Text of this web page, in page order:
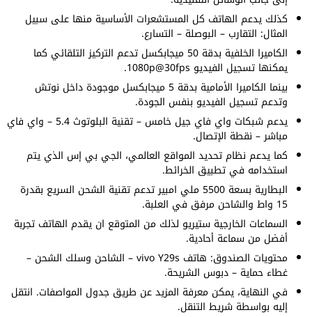
كذلك يدعم الهاتف كل المستشعرات الأساسية منها على سبيل
المثال: التقارب – البوصلة – التسارع.
الكاميرا الخلفية بدقة 50 ميجابكسل تدعم التركيز التلقائي كما
يمكنها تسجيل الفيديو 1080p@30fps.
بينما الكاميرا الأمامية بدقة 5 ميجابكسل موجودة داخل نوتش
وتدعم تسجيل الفيديو بنفس الجودة.
يدعم شبكات واي فاي جيل خامس – تقنية البلوتوث 5.4 – واي فاي
مباشر – نقطة الإتصال.
كما يدعم نظام تحديد المواقع العالمي، الجي بي إس الذي يتم
استخدامه في تطبيق الخرائط.
البطارية بسعة 5500 ملي امبير تدعم تقنية الشحن السريع بقدرة
15 واط والشاحن مرفق في العلبة.
السماعات الخارجية ستيريو لذلك من المتوقع ان يقدم الهاتف تجربة
أفضل من سماعة أحادية.
محتويات الصندوق: هاتف vivo Y29s – الشاحن وسلك الشحن –
غطاء حماية – دبوس الشريحة.
في النهاية، يمكن معرفة المزيد عن طريق جدول المواصفات. انتقل
إليه بواسطة شريط التنقل.